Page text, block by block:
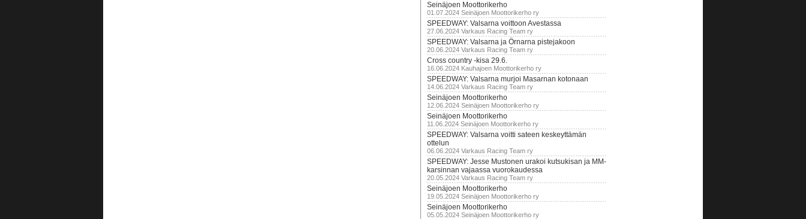
Seinäjoen Moottorikerho
01.07.2024 Seinäjoen Moottorikerho ry
SPEEDWAY: Valsarna voittoon Avestassa
27.06.2024 Varkaus Racing Team ry
SPEEDWAY: Valsarna ja Örnarna pistejakoon
20.06.2024 Varkaus Racing Team ry
Cross country -kisa 29.6.
16.06.2024 Kauhajoen Moottorikerho ry
SPEEDWAY: Valsarna murjoi Masarnan kotonaan
14.06.2024 Varkaus Racing Team ry
Seinäjoen Moottorikerho
12.06.2024 Seinäjoen Moottorikerho ry
Seinäjoen Moottorikerho
11.06.2024 Seinäjoen Moottorikerho ry
SPEEDWAY: Valsarna voitti sateen keskeyttämän
ottelun
06.06.2024 Varkaus Racing Team ry
SPEEDWAY: Jesse Mustonen urakoi kutsukisan ja MM-
karsinnan vajaassa vuorokaudessa
20.05.2024 Varkaus Racing Team ry
Seinäjoen Moottorikerho
19.05.2024 Seinäjoen Moottorikerho ry
Seinäjoen Moottorikerho
05.05.2024 Seinäjoen Moottorikerho ry